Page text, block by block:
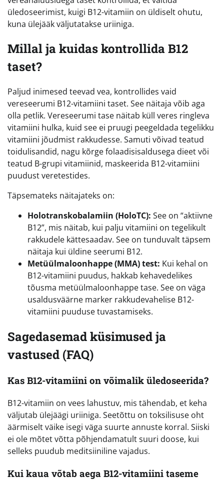
üledoseerimist, kuigi B12-vitamiin on üldiselt ohutu,
kuna ülejääk väljutatakse uriiniga.
Millal ja kuidas kontrollida B12
taset?
Paljud inimesed teevad vea, kontrollides vaid
vereseerumi B12-vitamiini taset. See näitaja võib aga
olla petlik. Vereseerumi tase näitab küll veres ringleva
vitamiini hulka, kuid see ei pruugi peegeldada tegelikku
vitamiini jõudmist rakkudesse. Samuti võivad teatud
toidulisandid, nagu kõrge folaadisisaldusega dieet või
teatud B-grupi vitamiinid, maskeerida B12-vitamiini
puudust veretestides.
Täpsemateks näitajateks on:
Holotranskobalamiin (HoloTC): See on “aktiivne
B12”, mis näitab, kui palju vitamiini on tegelikult
rakkudele kättesaadav. See on tunduvalt täpsem
näitaja kui üldine seerumi B12.
Metüülmaloonhappe (MMA) test: Kui kehal on
B12-vitamiini puudus, hakkab kehavedelikes
tõusma metüülmaloonhappe tase. See on väga
usaldusväärne marker rakkudevahelise B12-
vitamiini puuduse tuvastamiseks.
Sagedasemad küsimused ja
vastused (FAQ)
Kas B12-vitamiini on võimalik üledoseerida?
B12-vitamiin on vees lahustuv, mis tähendab, et keha
väljutab ülejäägi uriiniga. Seetõttu on toksilisuse oht
äärmiselt väike isegi väga suurte annuste korral. Siiski
ei ole mõtet võtta põhjendamatult suuri doose, kui
selleks puudub meditsiiniline vajadus.
Kui kaua võtab aega B12-vitamiini taseme